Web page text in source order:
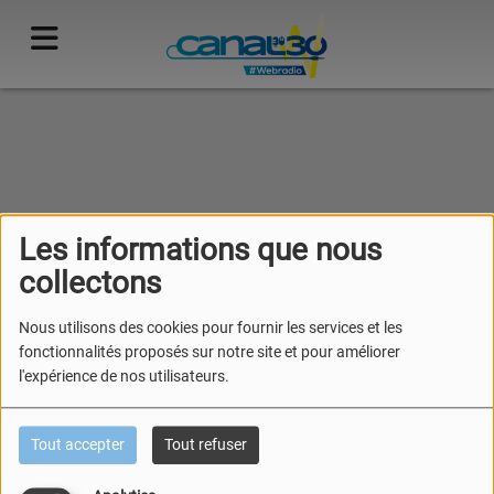
Les informations que nous
collectons
Nous utilisons des cookies pour fournir les services et les
fonctionnalités proposés sur notre site et pour améliorer
l'expérience de nos utilisateurs.
Tout accepter Tout refuser